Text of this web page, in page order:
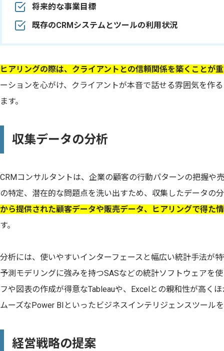
将来的な事業目標
既存のCRMシステムとツールの利用状況
ヒアリングの際は、クライアントとの信頼関係を築くことが
ーションを心がけ、クライアントが本音で話せる雰囲気を作
ます。
収集データの分析
CRMコンサルタントは、企業の顧客の行動パターンの把握や
の特定、潜在的な問題点を洗い出すため、収集したデータの
から提供された顧客データや販売データ、ヒアリングで得た
す。
分析には、使いやすいインターフェースと幅広い統計手法が
予測モデリングに強みを持つSASなどの統計ソフトウェアを
フや図表の作成が得意なTableauや、Excelとの親和性が高く
ムーズなPower BIといったビジネスインテリジェンスツール
経営戦略の提案